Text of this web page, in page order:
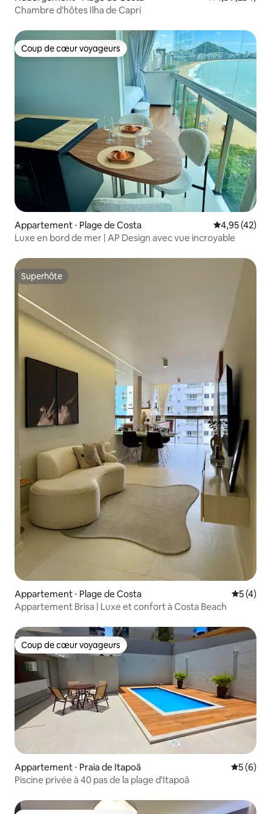
Chambre d'hôtes Ilha de Capri
Coup de cœur voyageurs
Coup de cœur voyageurs
Appartement ⋅ Plage de Costa Évaluation
4,95 (42)
Luxe en bord de mer | AP Design avec vue incroyable
Superhôte
Superhôte
Appartement ⋅ Plage de Costa
5 (4)
Appartement Brisa | Luxe et confort à Costa Beach
Coup de cœur voyageurs
Coup de cœur voyageurs
Appartement ⋅ Praia de Itapoã
5 (6)
Piscine privée à 40 pas de la plage d'Itapoã